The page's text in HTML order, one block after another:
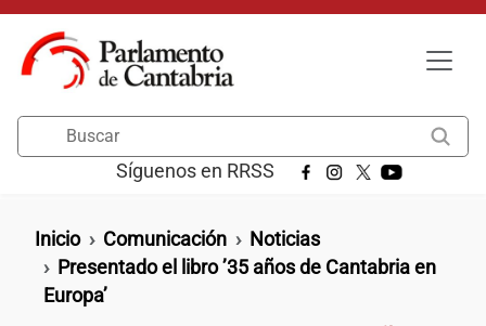
Pasar al contenido principal
Síguenos en RRSS
Ruta de navegación
Inicio Comunicación
Noticias
Presentado el libro ’35 años de Cantabria en
Europa’